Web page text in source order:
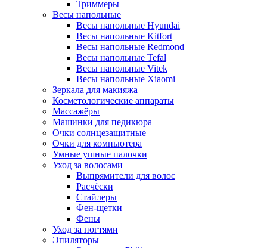
Триммеры
Весы напольные
Весы напольные Hyundai
Весы напольные Kitfort
Весы напольные Redmond
Весы напольные Tefal
Весы напольные Vitek
Весы напольные Xiaomi
Зеркала для макияжа
Косметологические аппараты
Массажёры
Машинки для педикюра
Очки cолнцезащитные
Очки для компьютера
Умные ушные палочки
Уход за волосами
Выпрямители для волос
Расчёски
Стайлеры
Фен-щетки
Фены
Уход за ногтями
Эпиляторы